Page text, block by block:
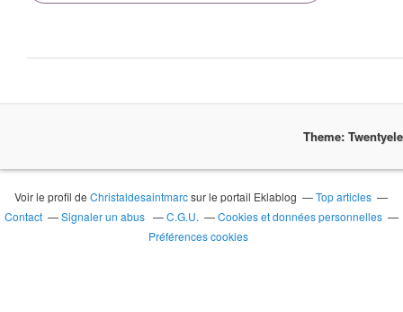
Theme:
Voir le profil deChristaldesaintmarcsur le portail Eklablog
Top articles
Contact
Signaler un abus C.G.U.
Cookies et données personnelles
Préférences cookies